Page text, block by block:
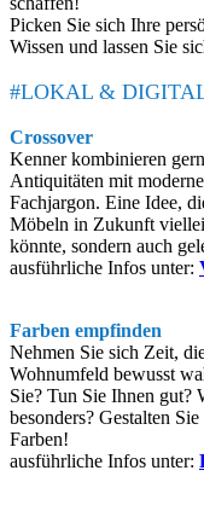
Picken Sie sich Ihre
Wissen und lassen Sie
#LOKAL &
Crossover
Kenner kombinieren
Antiquitäten mit
Fachjargon. Eine Idee,
Möbeln in Zukunft
könnte, sondern auch
ausführliche Infos unter:
Farben empfinden
Nehmen Sie sich Zeit,
Wohnumfeld bewusst
Sie? Tun Sie Ihnen gut?
besonders? Gestalten
Farben!
ausführliche Infos unter: